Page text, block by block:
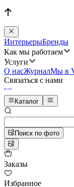
ИнтерьерыБренды
Как мы работаем
Услуги
О насЖурналМы в
Связаться с нами
Каталог
Поиск по фото
Заказы
Избранное